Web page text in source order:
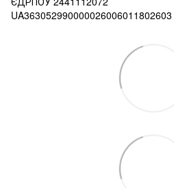
UA363052990000026006011802603